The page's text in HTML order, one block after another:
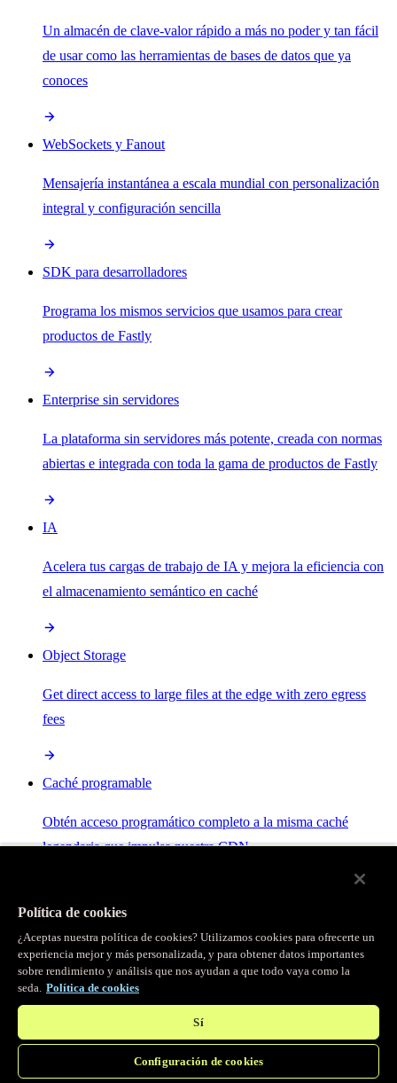
Un almacén de clave-valor rápido a más no poder y tan fácil
de usar como las herramientas de bases de datos que ya
conoces
WebSockets y Fanout
Mensajería instantánea a escala mundial con personalización
integral y configuración sencilla
SDK para desarrolladores
Programa los mismos servicios que usamos para crear
productos de Fastly
Enterprise sin servidores
La plataforma sin servidores más potente, creada con normas
abiertas e integrada con toda la gama de productos de Fastly
IA
Acelera tus cargas de trabajo de IA y mejora la eficiencia con
el almacenamiento semántico en caché
Object Storage
Get direct access to large files at the edge with zero egress
fees
Caché programable
Obtén acceso programático completo a la misma caché
legendaria que impulsa nuestra CDN.
Servidor MCP
Control por IA para tus servicios Fastly.
Política de cookies
¿Aceptas nuestra política de cookies? Utilizamos cookies para ofrecerte un
experiencia mejor y más personalizada, y para obtener datos importantes
sobre rendimiento y análisis que nos ayudan a que todo vaya como la
seda. Política de cookies
Sí
Configuración de cookies